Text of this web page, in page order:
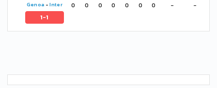
Genoa -Inter
1-1
0 0 0 0 0 0 0 - -